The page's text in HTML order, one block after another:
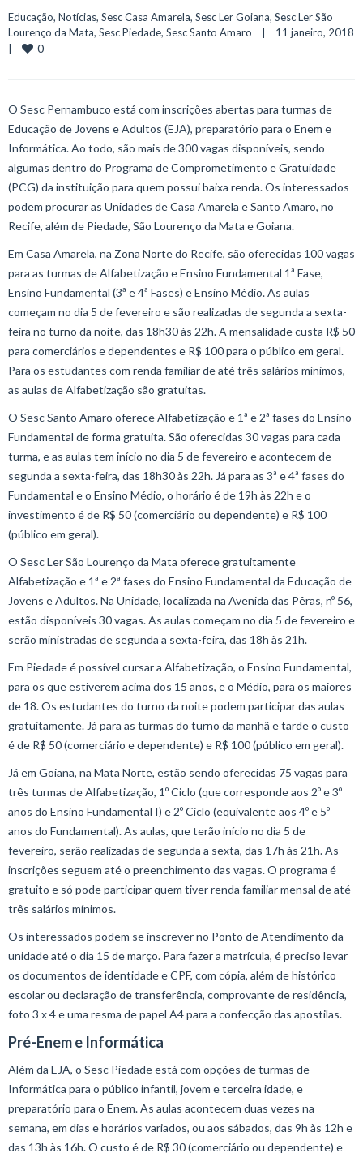
Educação, Notícias, Sesc Casa Amarela, Sesc Ler Goiana, Sesc Ler São
Lourenço da Mata, Sesc Piedade, Sesc Santo Amaro
    |    11 janeiro, 2018
|
0
O Sesc Pernambuco está com inscrições abertas para turmas de
Educação de Jovens e Adultos (EJA), preparatório para o Enem e
Informática. Ao todo, são mais de 300 vagas disponíveis, sendo
algumas dentro do Programa de Comprometimento e Gratuidade
(PCG) da instituição para quem possui baixa renda. Os interessados
podem procurar as Unidades de Casa Amarela e Santo Amaro, no
Recife, além de Piedade, São Lourenço da Mata e Goiana.
Em Casa Amarela, na Zona Norte do Recife, são oferecidas 100 vagas
para as turmas de Alfabetização e Ensino Fundamental 1ª Fase,
Ensino Fundamental (3ª e 4ª Fases) e Ensino Médio. As aulas
começam no dia 5 de fevereiro e são realizadas de segunda a sexta-
feira no turno da noite, das 18h30 às 22h. A mensalidade custa R$ 50
para comerciários e dependentes e R$ 100 para o público em geral.
Para os estudantes com renda familiar de até três salários mínimos,
as aulas de Alfabetização são gratuitas.
O Sesc Santo Amaro oferece Alfabetização e 1ª e 2ª fases do Ensino
Fundamental de forma gratuita. São oferecidas 30 vagas para cada
turma, e as aulas tem início no dia 5 de fevereiro e acontecem de
segunda a sexta-feira, das 18h30 às 22h. Já para as 3ª e 4ª fases do
Fundamental e o Ensino Médio, o horário é de 19h às 22h e o
investimento é de R$ 50 (comerciário ou dependente) e R$ 100
(público em geral).
O Sesc Ler São Lourenço da Mata oferece gratuitamente
Alfabetização e 1ª e 2ª fases do Ensino Fundamental da Educação de
Jovens e Adultos. Na Unidade, localizada na Avenida das Pêras, nº 56,
estão disponíveis 30 vagas. As aulas começam no dia 5 de fevereiro e
serão ministradas de segunda a sexta-feira, das 18h às 21h.
Em Piedade é possível cursar a Alfabetização, o Ensino Fundamental,
para os que estiverem acima dos 15 anos, e o Médio, para os maiores
de 18. Os estudantes do turno da noite podem participar das aulas
gratuitamente. Já para as turmas do turno da manhã e tarde o custo
é de R$ 50 (comerciário e dependente) e R$ 100 (público em geral).
Já em Goiana, na Mata Norte, estão sendo oferecidas 75 vagas para
três turmas de Alfabetização, 1º Ciclo (que corresponde aos 2º e 3º
anos do Ensino Fundamental I) e 2º Ciclo (equivalente aos 4º e 5º
anos do Fundamental). As aulas, que terão início no dia 5 de
fevereiro, serão realizadas de segunda a sexta, das 17h às 21h. As
inscrições seguem até o preenchimento das vagas. O programa é
gratuito e só pode participar quem tiver renda familiar mensal de até
três salários mínimos.
Os interessados podem se inscrever no Ponto de Atendimento da
unidade até o dia 15 de março. Para fazer a matrícula, é preciso levar
os documentos de identidade e CPF, com cópia, além de histórico
escolar ou declaração de transferência, comprovante de residência,
foto 3 x 4 e uma resma de papel A4 para a confecção das apostilas.
Pré-Enem e Informática
Além da EJA, o Sesc Piedade está com opções de turmas de
Informática para o público infantil, jovem e terceira idade, e
preparatório para o Enem. As aulas acontecem duas vezes na
semana, em dias e horários variados, ou aos sábados, das 9h às 12h e
das 13h às 16h. O custo é de R$ 30 (comerciário ou dependente) e